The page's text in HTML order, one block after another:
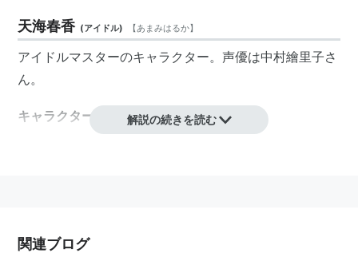
天海春香 (アイドル) 【あまみはるか】
アイドルマスターのキャラクター。声優は中村繪里子さ
ん。
キャラクタープロフィール解説の続きを読む
関連ブログ